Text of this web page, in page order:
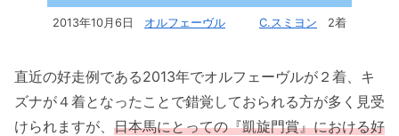
2013年10月6日 オルフェーヴル C.スミヨン 2着
直近の好走例である2013年でオルフェーヴルが２着、キ
ズナが４着となったことで錯覚しておられる方が多く見受
けられますが、 日本馬にとっての『凱旋門賞』における好